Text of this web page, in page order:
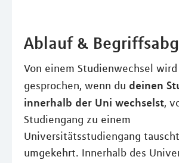
Ablauf &
Von einem Studienwechsel wird
gesprochen, wenn du deinen
innerhalb der Uni wechselst,
Studiengang zu einem
Universitätsstudiengang
umgekehrt. Innerhalb des